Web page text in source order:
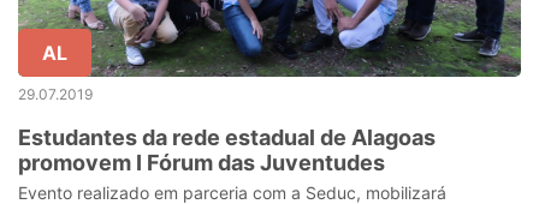
AL
29.07.2019
Estudantes da rede estadual de Alagoas
promovem I Fórum das Juventudes
Evento realizado em parceria com a Seduc, mobilizará